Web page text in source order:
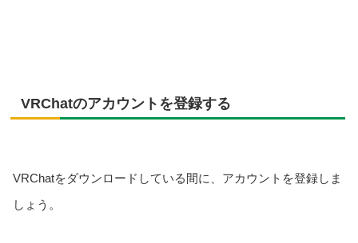
VRChatのアカウントを登録する
VRChatをダウンロードしている間に、アカウントを登録しま
しょう。